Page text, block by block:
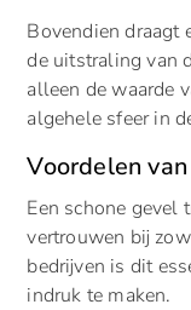
Bovendien draagt
de uitstraling van
alleen de waarde
algehele sfeer in
Voordelen
Een schone gevel
vertrouwen bij
bedrijven is dit
indruk te maken.